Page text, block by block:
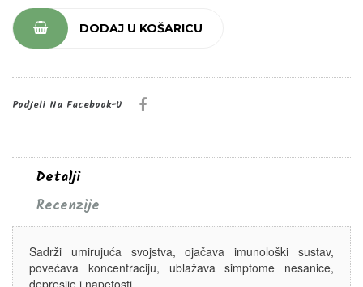
DODAJ U KOŠARICU
Podjeli Na Facebook-U
Detalji
Recenzije
Sadrži umirujuća svojstva, ojačava imunološki sustav,
povećava koncentraciju, ublažava simptome nesanice,
depresije i napetosti.